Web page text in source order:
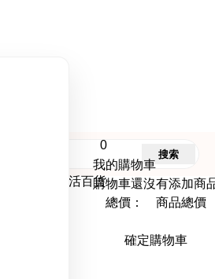
0
我的購物車
購物車還沒有添加商
總價： 商品總價
確定購物車
搜索